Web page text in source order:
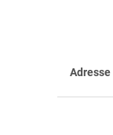
Adresse